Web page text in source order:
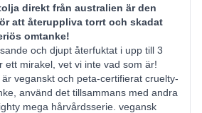
direkt från australien är den
att återuppliva torrt och skadat
omtanke!
och djupt återfuktat i upp till 3
ett mirakel, vet vi inte vad som är!
veganskt och peta-certifierat cruelty-
använd det tillsammans med andra
mega hårvårdsserie. vegansk